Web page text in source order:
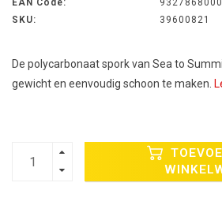
EAN Code:
SKU:
39600821
De polycarbonaat spork van Sea to
gewicht en eenvoudig schoon te maken.